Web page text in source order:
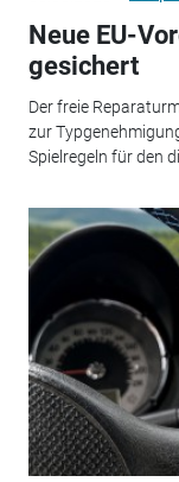
Neue EU-
gesichert
Der freie
zur
Spielregeln für den